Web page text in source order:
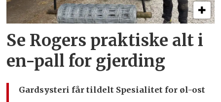
Se Rogers praktiske alt i
en-pall for gjerding
Gardsysteri får tildelt Spesialitet for øl-ost